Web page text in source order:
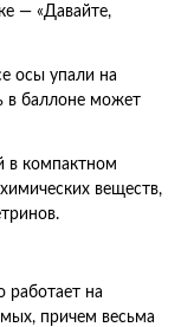
— «Давайте,
осы упали на
в баллоне может
в компактном
веществ,
работает на
причем весьма